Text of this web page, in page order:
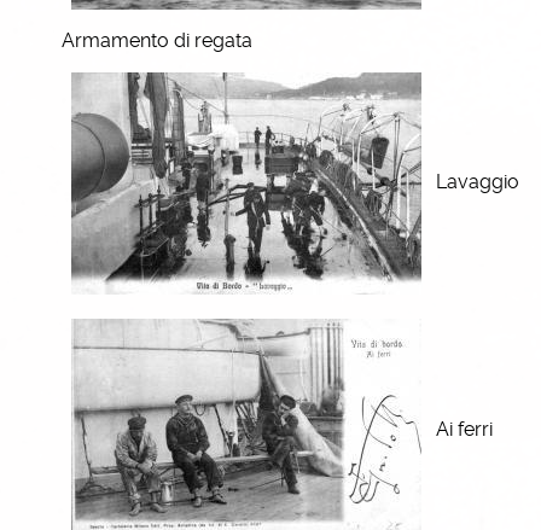
Armamento di regata
Lavaggio
Ai ferri